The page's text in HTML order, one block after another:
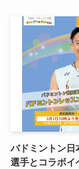
バドミントン日
選手とコラボイ